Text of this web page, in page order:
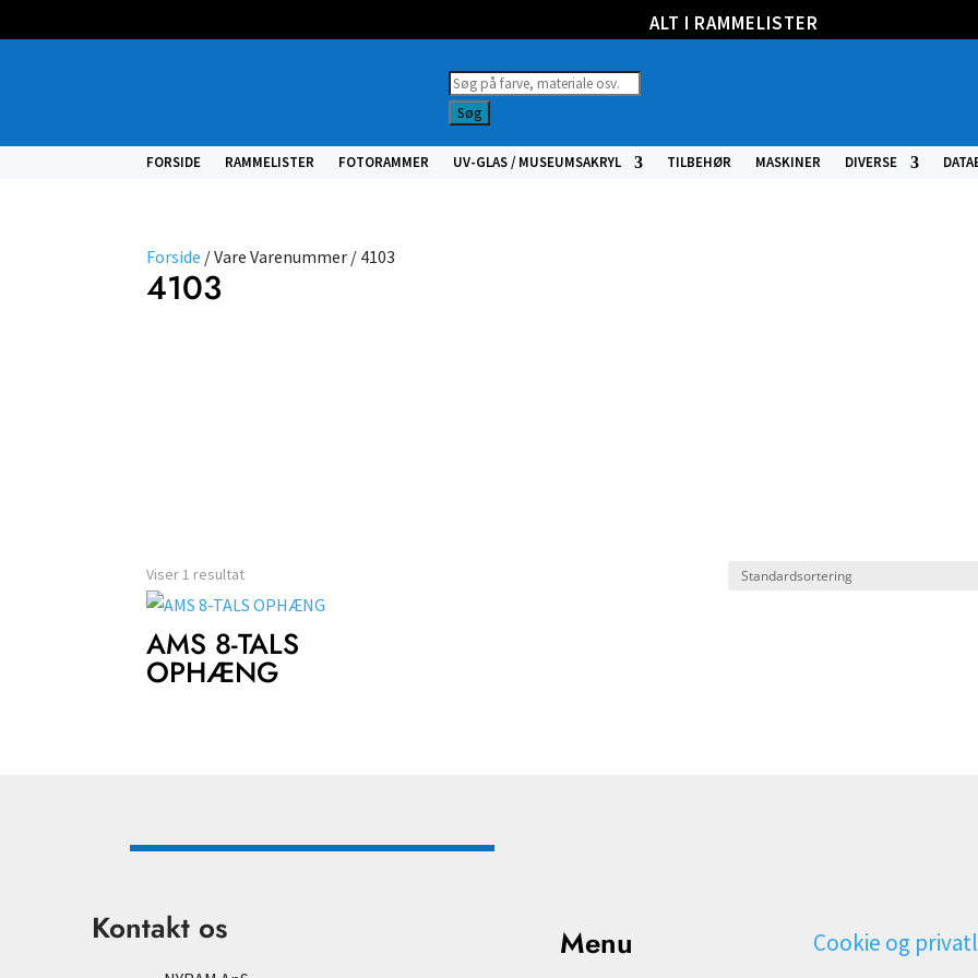
ALT I RAMMELISTER
Products
search
Søg
FORSIDE RAMMELISTER FOTORAMMER UV-GLAS / MUSEUMSAKRYL TILBEHØR MASKINER DIVERSE
Forside / Vare Varenummer / 4103
4103
Viser 1 resultat
AMS 8-TALS
OPHÆNG
Kontakt os Menu Cookie og